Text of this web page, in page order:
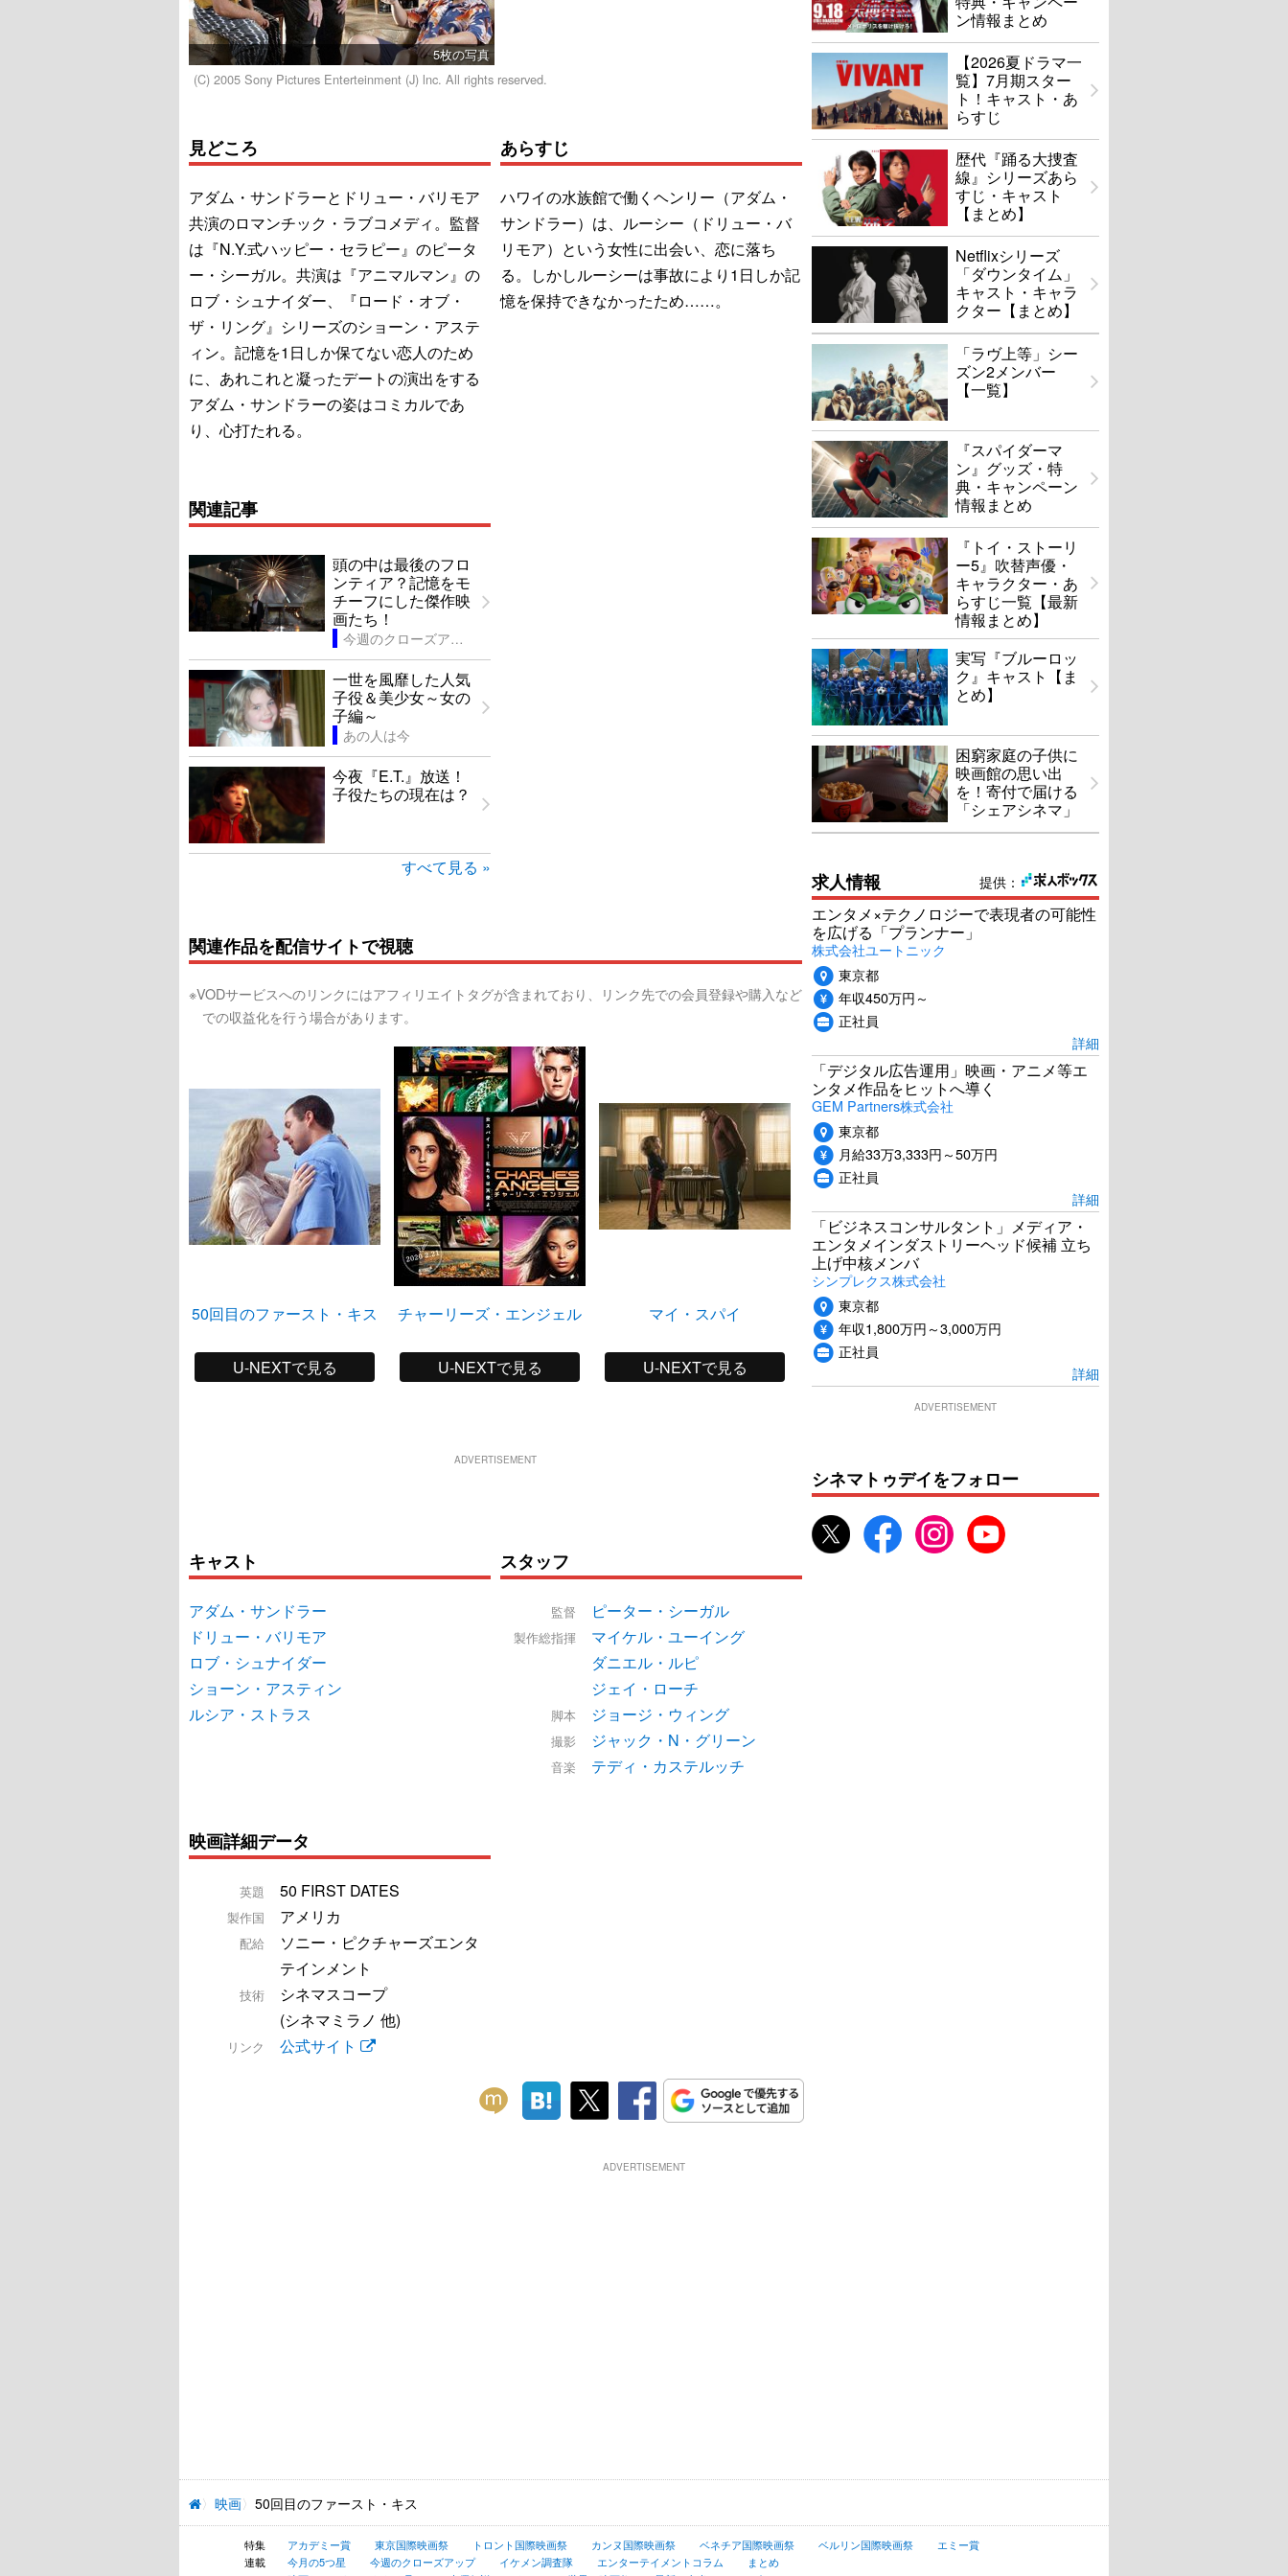
5枚の写真
(C) 2005 Sony Pictures Enterteinment (J) lnc. All rights reserved.
見どころ
アダム・サンドラーとドリュー・バリモア
共演のロマンチック・ラブコメディ。監督
は『N.Y.式ハッピー・セラピー』のピータ
ー・シーガル。共演は『アニマルマン』の
ロブ・シュナイダー、『ロード・オブ・
ザ・リング』シリーズのショーン・アステ
ィン。記憶を1日しか保てない恋人のため
に、あれこれと凝ったデートの演出をする
アダム・サンドラーの姿はコミカルであ
り、心打たれる。
あらすじ
ハワイの水族館で働くヘンリー（アダム・
サンドラー）は、ルーシー（ドリュー・バ
リモア）という女性に出会い、恋に落ち
る。しかしルーシーは事故により1日しか記
憶を保持できなかったため……。
関連記事
頭の中は最後のフロ
ンティア？記憶をモ
チーフにした傑作映
画たち！
今週のクローズアップ
一世を風靡した人気
子役＆美少女～女の
子編～
あの人は今
今夜『E.T.』放送！
子役たちの現在は？
すべて見る »
関連作品を配信サイトで視聴
※VODサービスへのリンクにはアフィリエイトタグが含まれており、リンク先での会員登録や購入など
での収益化を行う場合があります。
50回目のファースト・キス
U-NEXTで見る
チャーリーズ・エンジェル
U-NEXTで見る
マイ・スパイ
U-NEXTで見る
モンスター・ホテル クル
ーズ船の恋は危険がいっぱ
U-NEXTで見る
ADVERTISEMENT
キャスト
アダム・サンドラー
ドリュー・バリモア
ロブ・シュナイダー
ショーン・アスティン
ルシア・ストラス
スタッフ
監督 ピーター・シーガル
製作総指揮
マイケル・ユーイング
ダニエル・ルピ
ジェイ・ローチ
脚本 ジョージ・ウィング
撮影 ジャック・N・グリーン
音楽 テディ・カステルッチ
映画詳細データ
英題 50 FIRST DATES
製作国 アメリカ
配給
ソニー・ピクチャーズエンタ
テインメント
技術
シネマスコープ
(シネマミラノ 他)
リンク 公式サイト
ン情報まとめ
【2026夏ドラマ一
覧】7月期スター
ト！キャスト・あ
らすじ
歴代『踊る大捜査
線』シリーズあら
すじ・キャスト
【まとめ】
Netflixシリーズ
「ダウンタイム」
キャスト・キャラ
クター【まとめ】
「ラヴ上等」シー
ズン2メンバー
【一覧】
『スパイダーマ
ン』グッズ・特
典・キャンペーン
情報まとめ
『トイ・ストーリ
ー5』吹替声優・
キャラクター・あ
らすじ一覧【最新
情報まとめ】
実写『ブルーロッ
ク』キャスト【ま
とめ】
困窮家庭の子供に
映画館の思い出
を！寄付で届ける
「シェアシネマ」
提供：
求人情報
エンタメ×テクノロジーで表現者の可能性
を広げる「プランナー」
株式会社ユートニック
東京都
年収450万円～
正社員
詳細
「デジタル広告運用」映画・アニメ等エ
ンタメ作品をヒットへ導く
GEM Partners株式会社
東京都
月給33万3,333円～50万円
正社員
詳細
「ビジネスコンサルタント」メディア・
エンタメインダストリーヘッド候補 立ち
上げ中核メンバ
シンプレクス株式会社
東京都
年収1,800万円～3,000万円
正社員
詳細
ADVERTISEMENT
シネマトゥデイをフォロー
ADVERTISEMENT
映画 50回目のファースト・キス
特集 アカデミー賞 東京国際映画祭 トロント国際映画祭 カンヌ国際映画祭 ベネチア国際映画祭 ベルリン国際映画祭
エミー賞
連載
今月の5つ星 今週のクローズアップ イケメン調査隊 エンターテイメントコラム
まとめ